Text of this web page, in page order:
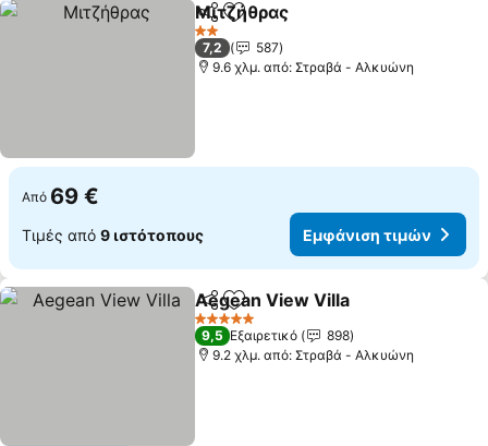
Κοινοποίηση
Προσθήκη στα αγαπημένα
Μιτζήθρας
2 Αστέρια
7,2
587
9.6 χλμ. από: Στραβά - Αλκυώνη
Από 69 €
Τιμές από 9 ιστότοπους Εμφάνιση τιμών
Κοινοποίηση
Προσθήκη στα αγαπημένα
Aegean View Villa
5 Αστέρια
9,5 Εξαιρετικό
898
9.2 χλμ. από: Στραβά - Αλκυώνη